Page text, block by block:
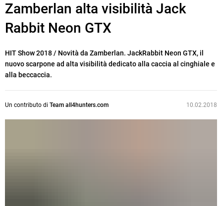
Zamberlan alta visibilità Jack
Rabbit Neon GTX
HIT Show 2018 / Novità da Zamberlan. JackRabbit Neon GTX, il
nuovo scarpone ad alta visibilità dedicato alla caccia al cinghiale e
alla beccaccia.
Un contributo di Team all4hunters.com 10.02.2018